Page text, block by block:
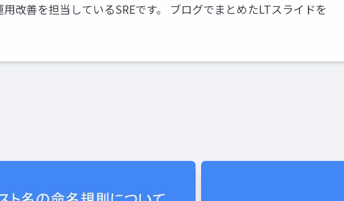
改善を担当しているSREです。 ブログでまとめたLTスライドを